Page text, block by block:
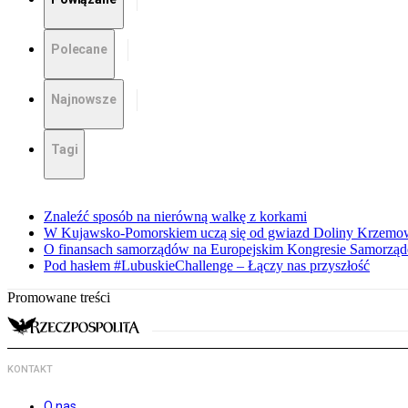
Polecane
Najnowsze
Tagi
Znaleźć sposób na nierówną walkę z korkami
W Kujawsko-Pomorskiem uczą się od gwiazd Doliny
O finansach samorządów na Europejskim Kongresie
Pod hasłem #LubuskieChallenge – Łączy nas przyszłość
Promowane treści
KONTAKT